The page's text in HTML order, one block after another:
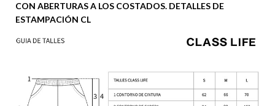
CON ABERTURAS A LOS COSTADOS. DETALLES DE
ESTAMPACIÓN CL